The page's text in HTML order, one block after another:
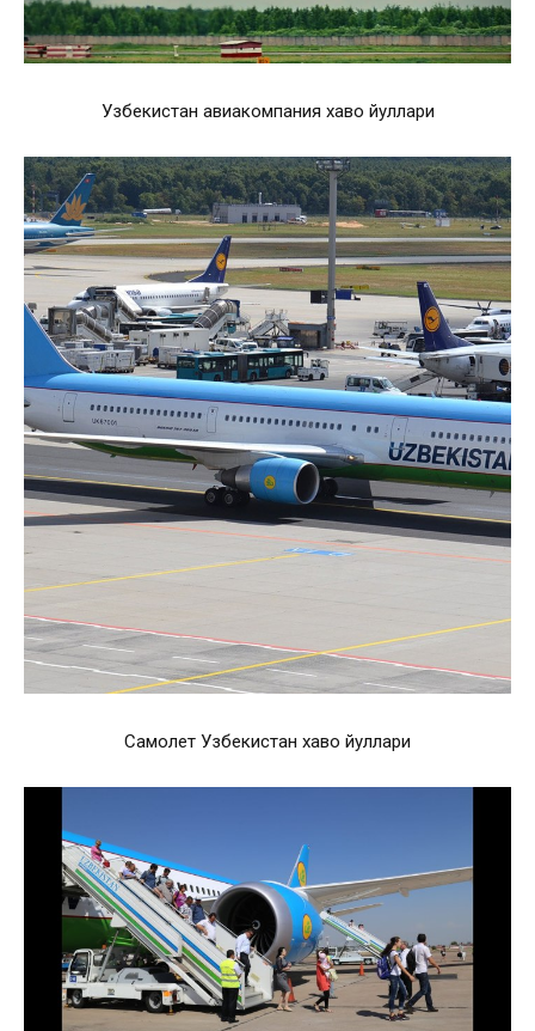
Узбекистан авиакомпания хаво йуллари
Самолет Узбекистан хаво йуллари